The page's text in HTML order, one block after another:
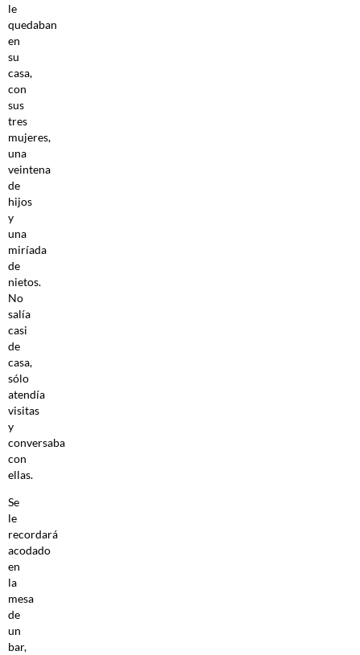
le
quedaban
en
su
casa,
con
sus
tres
mujeres,
una
veintena
de
hijos
y
una
miríada
de
nietos.
No
salía
casi
de
casa,
sólo
atendía
visitas
y
conversaba
con
ellas.
Se
le
recordará
acodado
en
la
mesa
de
un
bar,